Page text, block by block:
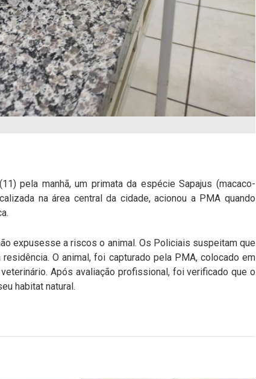
pela manhã, um primata da espécie Sapajus (macaco-
na área central da cidade, acionou a PMA quando
expusesse a riscos o animal. Os Policiais suspeitam que
O animal, foi capturado pela PMA, colocado em
Após avaliação profissional, foi verificado que o
habitat natural.